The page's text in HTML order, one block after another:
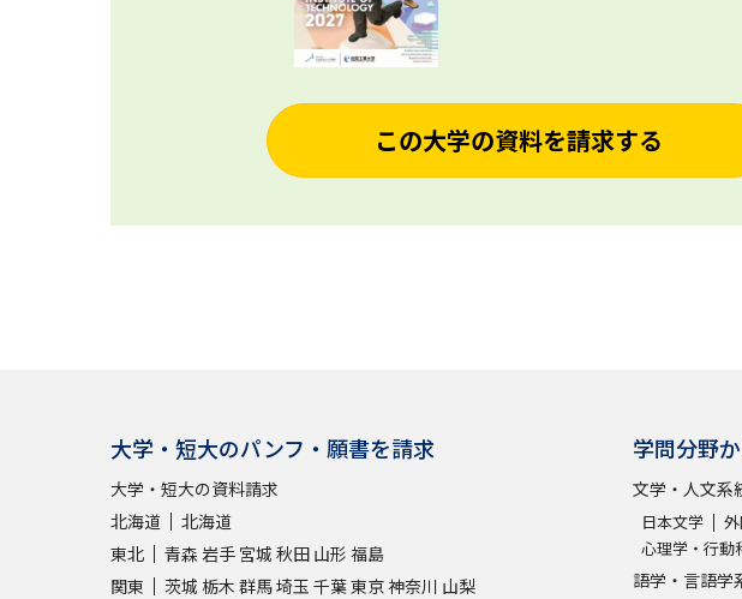
この大学の資料を請求する
大学・短大のパンフ・願書を請求
大学・短大の資料請求
北海道
北海道
東北
青森 岩手 宮城 秋田 山形 福島
関東
茨城 栃木 群馬埼玉 千葉東京神奈川 山梨
学問分野
文学・人文系
日本文学
心理学・行動
語学・言語学